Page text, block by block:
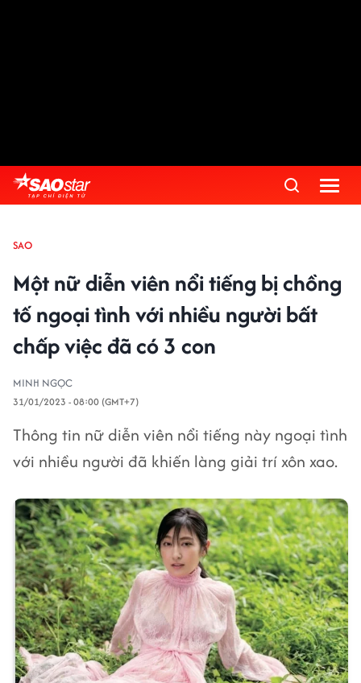
SAO
Một nữ diễn viên nổi tiếng bị chồng
tố ngoại tình với nhiều người bất
chấp việc đã có 3 con
MINH NGỌC
31/01/2023 - 08:00 (GMT+7)
Thông tin nữ diễn viên nổi tiếng này ngoại tình
với nhiều người đã khiến làng giải trí xôn xao.